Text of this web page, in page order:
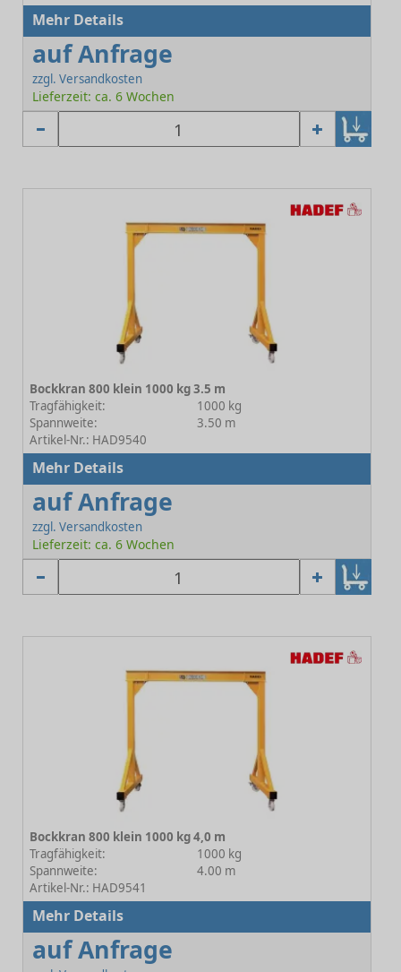
Mehr Details
auf Anfrage
zzgl. Versandkosten
Lieferzeit: ca. 6 Wochen
Bockkran 800 klein 1000 kg 3.5 m
Tragfähigkeit:
1000 kg
Spannweite:
3.50 m
Artikel-Nr.: HAD9540
Mehr Details
auf Anfrage
zzgl. Versandkosten
Lieferzeit: ca. 6 Wochen
Bockkran 800 klein 1000 kg 4,0 m
Tragfähigkeit:
1000 kg
Spannweite:
4.00 m
Artikel-Nr.: HAD9541
Mehr Details
auf Anfrage